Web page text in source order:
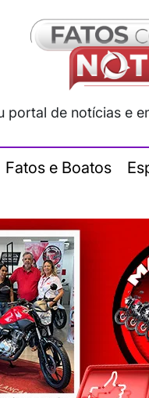
portal de notícias e
Fatos e Boatos